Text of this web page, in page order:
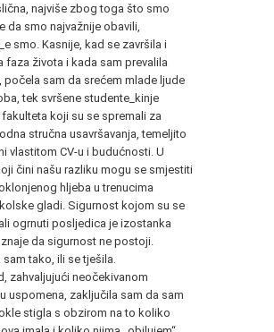
najviše zbog toga što smo
da smo najvažnije obavili,
smo. Kasnije, kad se završila i
faza života i kada sam prevalila
počela sam da srećem mlade ljude
tek svršene studente_kinje
koji su se spremali za
stručna usavršavanja, temeljito
vlastitom CV-u i budućnosti. U
čini našu razliku mogu se smjestiti
hljeba u trenucima
gladi. Sigurnost kojom su se
ogrnuti posljedica je izostanka
da sigurnost ne postoji.
sam tako, ili se tješila.
zahvaljujući neočekivanom
uspomena, zaključila sam da sam
stigla s obzirom na to koliko